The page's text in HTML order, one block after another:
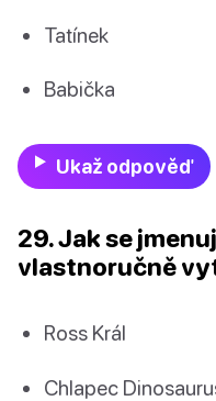
Tatínek
Babička
Ukaž odpověď
29. Jak se
vlastnoručně
Ross Král
Chlapec